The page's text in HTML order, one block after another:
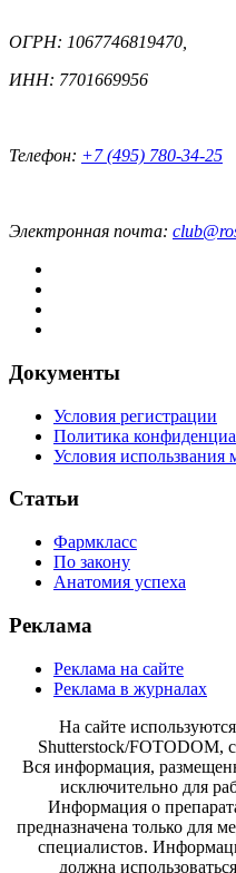
ОГРН: 1067746819470,
ИНН: 7701669956
Телефон: +7 (495) 780-34-25
Электронная почта:
Документы
Условия регистрации
Политика
Условия использвания
Статьи
Фармкласс
По закону
Анатомия успеха
Реклама
Реклама на сайте
Реклама в журналах
На сайте
Shutterstock/FOTODOM,
Вся информация,
исключительно для
Информация о
предназначена только для
специалистов.
должна